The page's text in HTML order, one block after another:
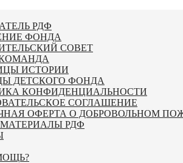
РДФ
ФОНДА
СОВЕТ
ИСТОРИИ
ДЕТСКОГО ФОНДА
КОНФИДЕНЦИАЛЬНОСТИ
СОГЛАШЕНИЕ
ОФЕРТА О ДОБРОВОЛЬНОМ
РДФ